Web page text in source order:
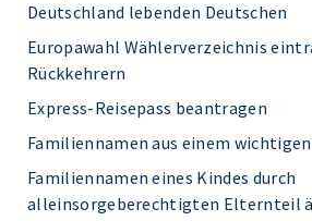
Deutschland lebenden Deutschen
Europawahl Wählerverzeichnis
Rückkehrern
Express-Reisepass beantragen
Familiennamen aus einem
Familiennamen eines Kindes durch
alleinsorgeberechtigten Elternteil